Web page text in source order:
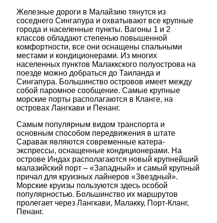
Железные дороги в Малайзию тянутся из
соседнего Сингапура и охватывают все крупные
города и населенные пункты. Вагоны 1 и 2
классов обладают степенью повышенной
комфортности, все они оснащены спальными
местами и кондиционерами. Из многих
населенных пунктов Малаккского полуострова на
поезде можно добраться до Таиланда и
Сингапура. Большинство островов имеет между
собой паромное сообщение. Самые крупные
морские порты располагаются в Кланге, на
островах Лангкави и Пенанг.
Самым популярным видом транспорта и
основным способом передвижения в штате
Саравак являются современные катера-
экспрессы, оснащенные кондиционерами. На
острове Индах располагаются новый крупнейший
малазийский порт – «Западный» и самый крупный
причал для круизных лайнеров «Звездный».
Морские круизы пользуются здесь особой
популярностью. Большинство их маршрутов
пролегает через Лангкави, Малакку, Порт-Кланг,
Пенанг.